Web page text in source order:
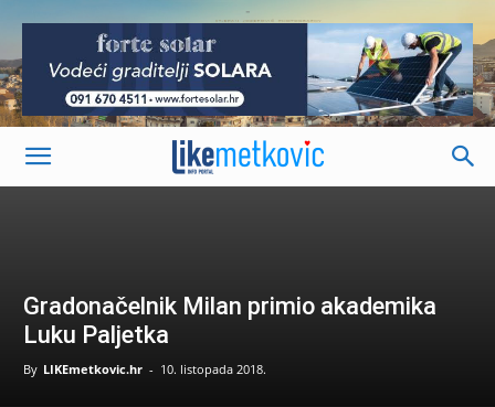
-
Gradonačelnik Milan primio akademika
Luku Paljetka
By LIKEmetkovic.hr - 10. listopada 2018.